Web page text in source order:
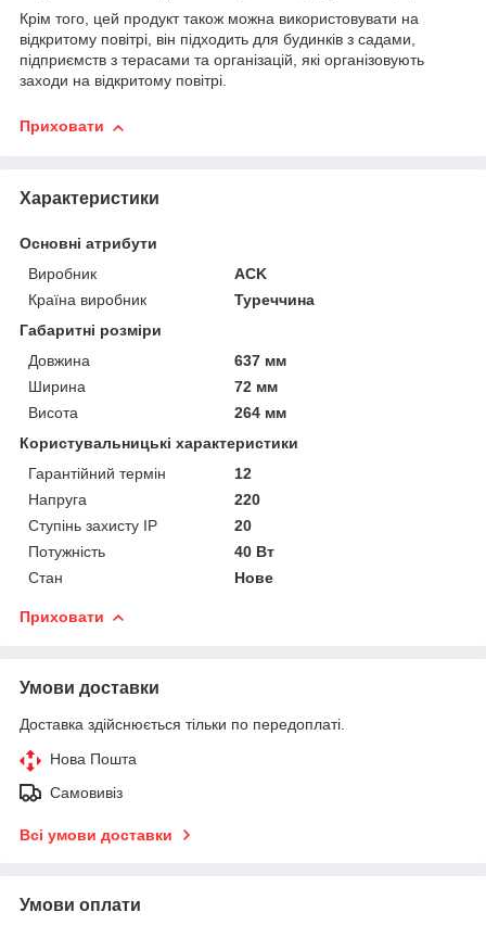
Крім того, цей продукт також можна використовувати на
відкритому повітрі, він підходить для будинків з садами,
підприємств з терасами та організацій, які організовують
заходи на відкритому повітрі.
Приховати
Характеристики
Основні атрибути
Виробник
ACK
Країна виробник
Туреччина
Габаритні розміри
Довжина
637 мм
Ширина
72 мм
Висота
264 мм
Користувальницькі характеристики
Гарантійний термін
12
Напруга
220
Ступінь захисту IP
20
Потужність
40 Вт
Стан
Нове
Приховати
Умови доставки
Доставка здійснюється тільки по передоплаті.
Нова Пошта
Самовивіз
Всі умови доставки
Умови оплати